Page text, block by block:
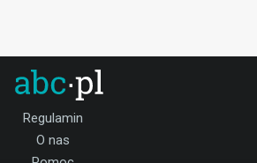
Regulamin
O nas